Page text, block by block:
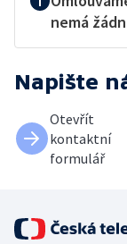
nemá
Napište
Otevřít
kontaktní
formulář